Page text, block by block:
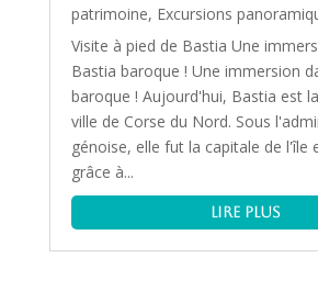
patrimoine, Excursions
Visite à pied de Bastia Une
Bastia baroque ! Une immersion
baroque ! Aujourd'hui, Bastia est
ville de Corse du Nord. Sous
génoise, elle fut la capitale de l'île
grâce à...
lire plus